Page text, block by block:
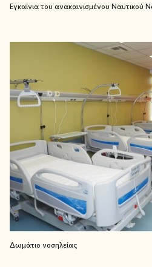
Εγκαίνια του ανακαινισμένου Ναυτικού
Δωμάτιο νοσηλείας